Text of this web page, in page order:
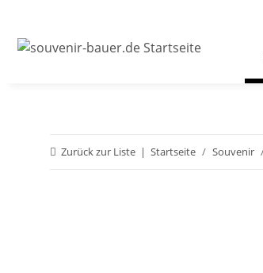
Zurück zur Liste Startseite Souvenir